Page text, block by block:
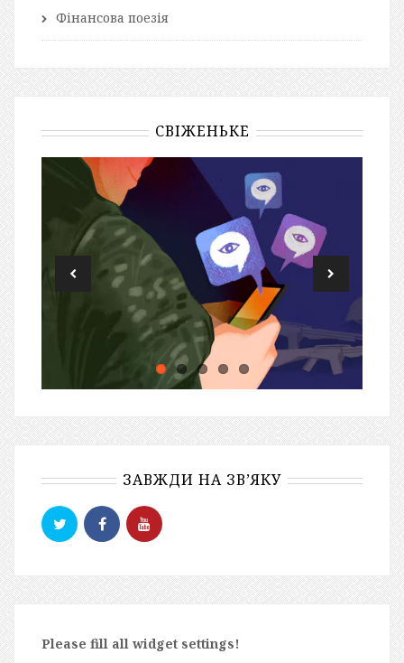
Фінансова поезія
СВІЖЕНЬКЕ
ЗАВЖДИ НА ЗВ’ЯКУ
Please fill all widget settings!